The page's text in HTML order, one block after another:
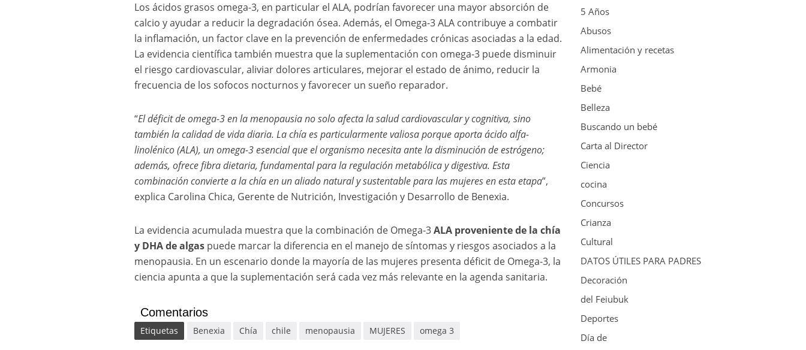
Los ácidos grasos omega-3, en particular el ALA, podrían favorecer una mayor absorción de
calcio y ayudar a reducir la degradación ósea. Además, el Omega-3 ALA contribuye a combatir
la inflamación, un factor clave en la prevención de enfermedades crónicas asociadas a la edad.
La evidencia científica también muestra que la suplementación con omega-3 puede disminuir
el riesgo cardiovascular, aliviar dolores articulares, mejorar el estado de ánimo, reducir la
frecuencia de los sofocos nocturnos y favorecer un sueño reparador.
“El déficit de omega-3 en la menopausia no solo afecta la salud cardiovascular y cognitiva, sino
también la calidad de vida diaria. La chía es particularmente valiosa porque aporta ácido alfa-
linolénico (ALA), un omega-3 esencial que el organismo necesita ante la disminución de estrógeno;
además, ofrece fibra dietaria, fundamental para la regulación metabólica y digestiva. Esta
combinación convierte a la chía en un aliado natural y sustentable para las mujeres en esta etapa”,
explica Carolina Chica, Gerente de Nutrición, Investigación y Desarrollo de Benexia.
La evidencia acumulada muestra que la combinación de Omega-3ALA proveniente de la chía
y DHA de algas puede marcar la diferencia en el manejo de síntomas y riesgos asociados a la
menopausia. En un escenario donde la mayoría de las mujeres presenta déficit de Omega-3, la
ciencia apunta a que la suplementación será cada vez más relevante en la agenda sanitaria.
Comentarios
Etiquetas Benexia Chía chile menopausia MUJERES omega 3
5 Años
Abusos
Alimentación y recetas
Armonia
Bebé
Belleza
Buscando un bebé
Carta al Director
Ciencia
cocina
Concursos
Crianza
Cultural
DATOS ÚTILES PARA PADRES
Decoración
del Feiubuk
Deportes
Día de